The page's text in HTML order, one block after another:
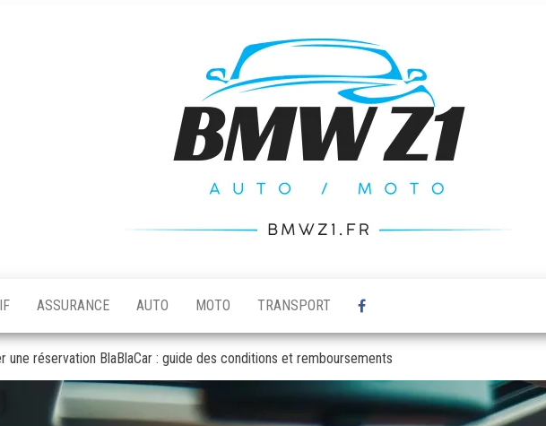
ASSURANCE AUTO MOTO TRANSPORT
une réservation BlaBlaCar : guide des conditions et remboursements